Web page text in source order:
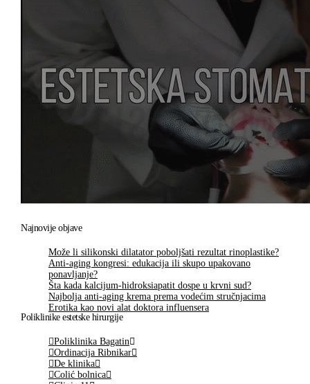
Najnovije objave
Može li silikonski dilatator poboljšati rezultat rinoplastike?
Anti-aging kongresi: edukacija ili skupo upakovano
ponavljanje?
Šta kada kalcijum-hidroksiapatit dospe u krvni sud?
Najbolja anti-aging krema prema vodećim stručnjacima
Erotika kao novi alat doktora influensera
Poliklinike estetske hirurgije
Poliklinika Bagatin
Ordinacija Ribnikar
De klinika
Colić bolnica